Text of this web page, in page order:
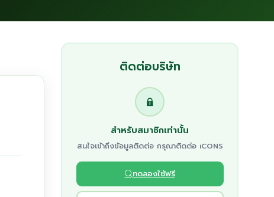
ติดต่อบริษัท
สำหรับสมาชิกเท่านั้น
สนใจเข้าถึงข้อมูลติดต่อ กรุณาติดต่อ iCONS
ทดลองใช้ฟรี